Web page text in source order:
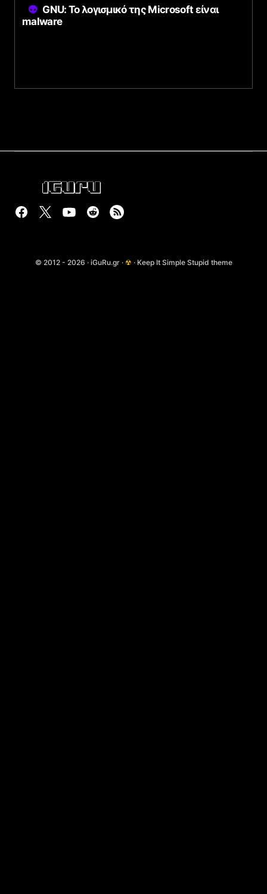
GNU: Το λογισμικό της Microsoft είναι
malware
© 2012 - 2026 · iGuRu.gr · ☢ · Keep It Simple Stupid theme